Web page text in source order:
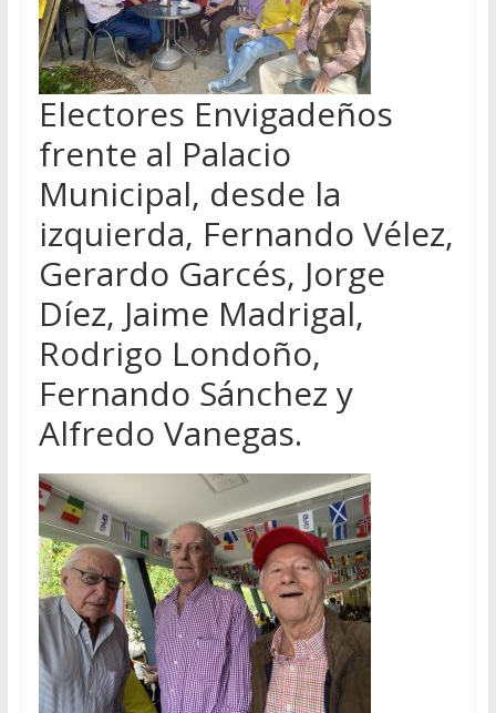
Electores Envigadeños
frente al Palacio
Municipal, desde la
izquierda, Fernando Vélez,
Gerardo Garcés, Jorge
Díez, Jaime Madrigal,
Rodrigo Londoño,
Fernando Sánchez y
Alfredo Vanegas.